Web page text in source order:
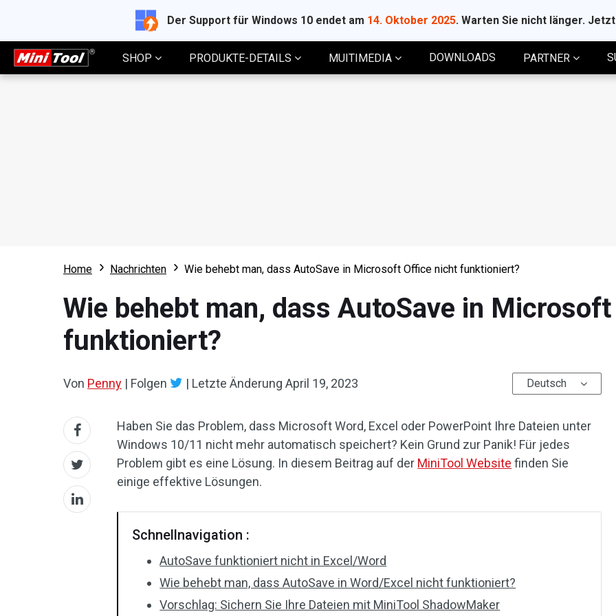
Der Support für Windows 10 endet am 14. Oktober 2025. Warten Sie nicht länger.
SHOP PRODUKTE-DETAILS MUITIMEDIA DOWNLOADS PARTNER
Home Nachrichten Wie behebt man, dass AutoSave in Microsoft Office nicht funktioniert?
Wie behebt man, dass AutoSave in
funktioniert?
Von Penny | Folgen | Letzte Änderung April 19, 2023 Deutsch
Haben Sie das Problem, dass Microsoft Word, Excel oder PowerPoint Ihre Dateien unter
Windows 10/11 nicht mehr automatisch speichert? Kein Grund zur Panik! Für jedes
Problem gibt es eine Lösung. In diesem Beitrag auf der MiniTool Website finden Sie
einige effektive Lösungen.
Schnellnavigation :
AutoSave funktioniert nicht in Excel/Word
Wie behebt man, dass AutoSave in Word/Excel nicht funktioniert?
Vorschlag: Sichern Sie Ihre Dateien mit MiniTool ShadowMaker